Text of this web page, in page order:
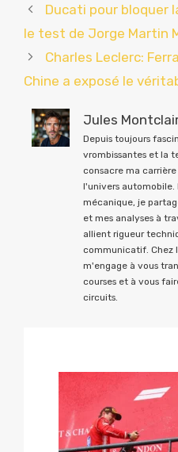
Ducati pour bloquer
le test de Jorge Martin
Charles Leclerc:
Chine a exposé le
Jules
Depuis toujours
vrombissantes et la
consacre ma
l'univers automobile.
mécanique, je
et mes analyses à
allient rigueur
communicatif. Chez
m'engage à vous
courses et à vous
circuits.